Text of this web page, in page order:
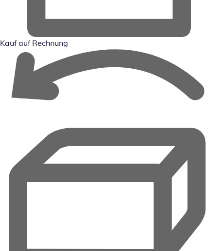
Kauf auf Rechnung